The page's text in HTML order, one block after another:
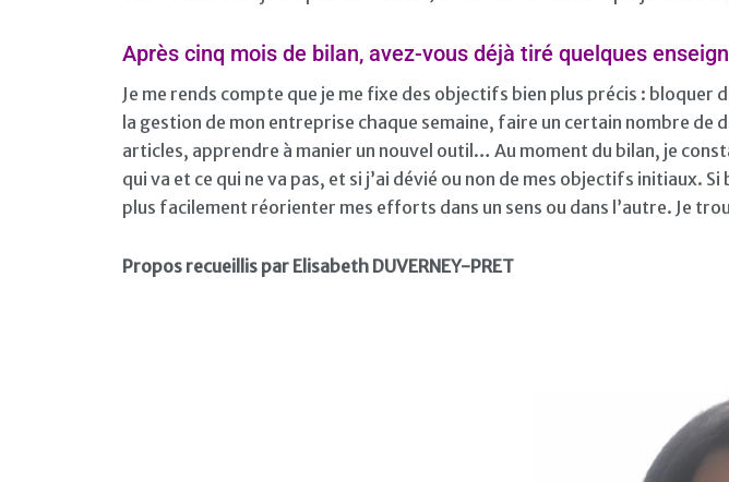
Après cinq mois de bilan, avez-vous déjà tiré quelques
Je me rends compte que je me fixe des objectifs bien plus précis : bloquer
la gestion de mon entreprise chaque semaine, faire un certain nombre de
articles, apprendre à manier un nouvel outil… Au moment du bilan, je
qui va et ce qui ne va pas, et si j’ai dévié ou non de mes objectifs initiaux.
plus facilement réorienter mes efforts dans un sens ou dans l’autre. Je
Propos recueillis par Elisabeth DUVERNEY-PRET